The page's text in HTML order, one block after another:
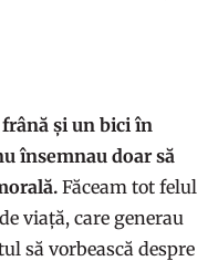
și un bici în
însemnau doar să
Făceam tot felul
viață, care generau
să vorbească despre